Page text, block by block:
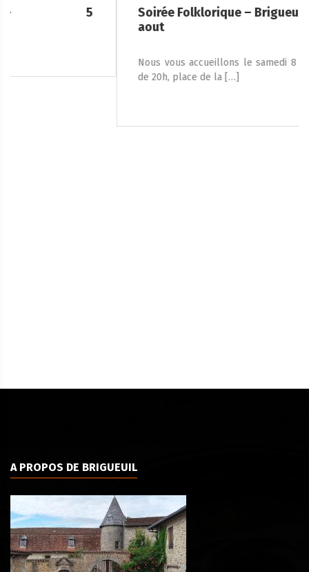
Soirée Folklorique – Brigueuil – Samedi 08
Nous vous accueillons le samedi 8 août 2026, à partir
de 20h, place de la […]
A PROPOS DE BRIGUEUIL